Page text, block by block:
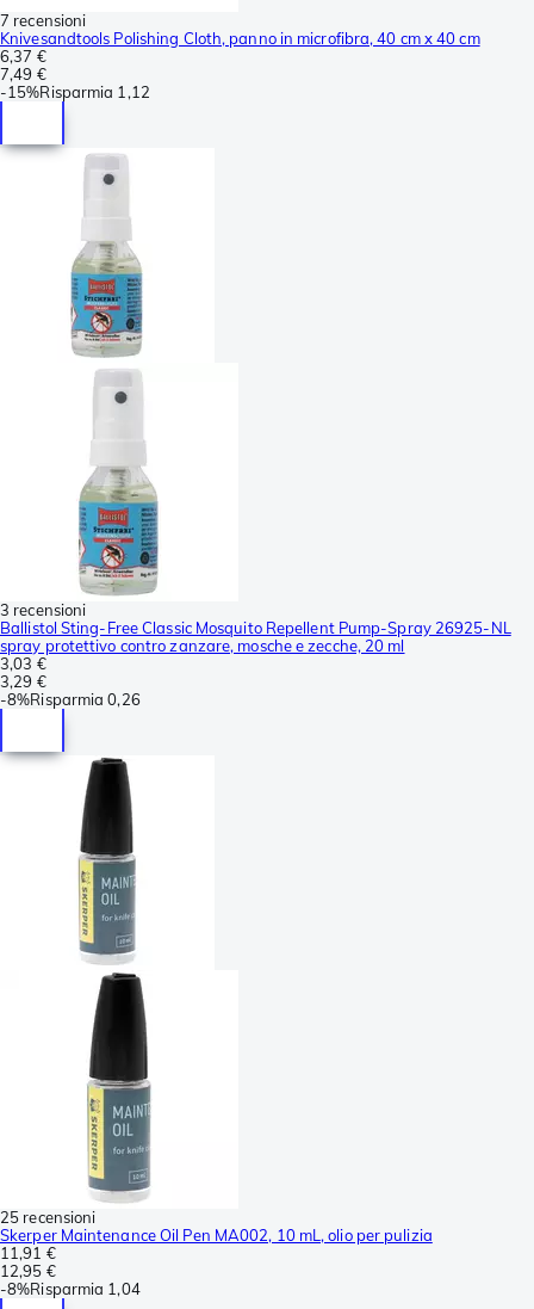
7 recensioni
Knivesandtools Polishing Cloth, panno in microfibra, 40 cm x 40 cm
6,37 €
7,49 €
-15%Risparmia 1,12
3 recensioni
Ballistol Sting-Free Classic Mosquito Repellent Pump-Spray 26925-NL
spray protettivo contro zanzare, mosche e zecche, 20 ml
3,03 €
3,29 €
-8%Risparmia 0,26
25 recensioni
Skerper Maintenance Oil Pen MA002, 10 mL, olio per pulizia
11,91 €
12,95 €
-8%Risparmia 1,04